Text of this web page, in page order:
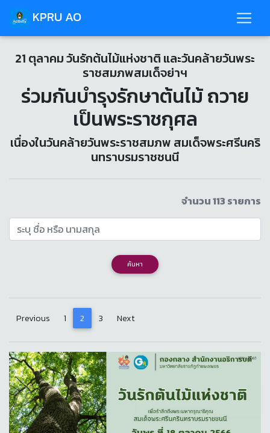
KPRU AO
21 ตุลาคม วันรักต้นไม้แห่งชาติ และวันคล้ายวันพระ
ราชสมภพสมเด็จย่าฯ
ร่วมกันบำรุงรักษาต้นไม้ ถวาย
เป็นพระราชกุศล
เนื่องในวันคล้ายวันพระราชสมภพ สมเด็จพระศรีนคริ
นทราบรมราชชนนี
จำนวน 113 รายการ
ค้นหา
Previous 1 2 3 Next